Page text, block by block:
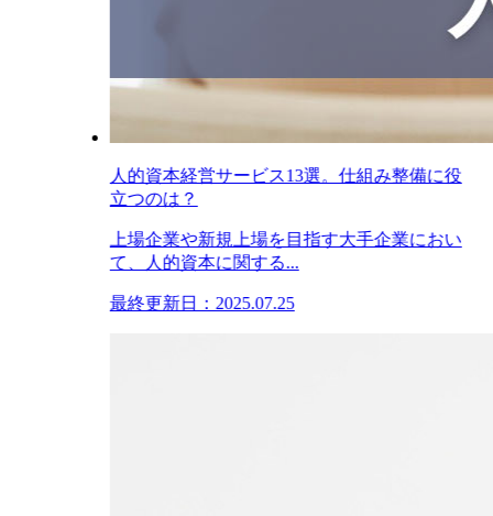
人的資本経営サービス13選。仕組み整備に役
立つのは？
上場企業や新規上場を目指す大手企業におい
て、人的資本に関する...
最終更新日：2025.07.25